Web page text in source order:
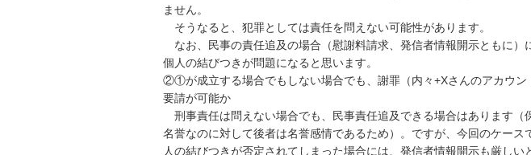
ません。
そうなると、犯罪としては責任を問えない可能性があります。
なお、民事の責任追及の場合（慰謝料請求、発信者情報開示ともに）
個人の結びつきが問題になると思います。
②①が成立する場合でもしない場合でも、謝罪（内々+Xさんのアカウン
要請が可能か
刑事責任は問えない場合でも、民事責任追及できる場合はあります（
名誉なのに対して後者は名誉感情であるため）。ですが、今回のケース
人の結びつきが否定されてしまった場合には、発信者情報開示も厳しい